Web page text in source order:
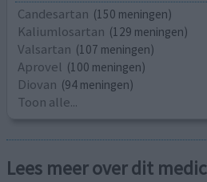
Candesartan (150 meningen)
Kaliumlosartan (129 meningen)
Valsartan (107 meningen)
Aprovel (100 meningen)
Diovan (94 meningen)
Toon alle...
Lees meer over dit